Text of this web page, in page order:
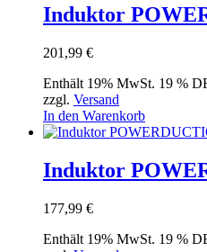
Induktor
201,99 €
Enthält 19% MwSt. 19 %
zzgl. Versand
In den Warenkorb
Induktor
177,99 €
Enthält 19% MwSt. 19 %